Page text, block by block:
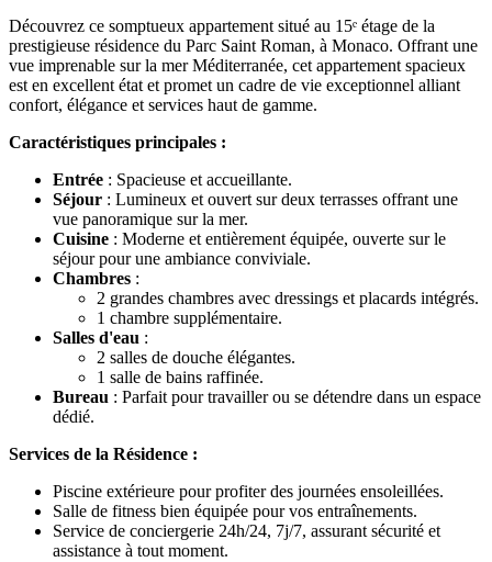
Découvrez ce somptueux appartement situé au 15ᵉ étage de la
prestigieuse résidence du Parc Saint Roman, à Monaco. Offrant une
vue imprenable sur la mer Méditerranée, cet appartement spacieux
est en excellent état et promet un cadre de vie exceptionnel alliant
confort, élégance et services haut de gamme.
Caractéristiques principales :
Entrée : Spacieuse et accueillante.
Séjour : Lumineux et ouvert sur deux terrasses offrant une
vue panoramique sur la mer.
Cuisine : Moderne et entièrement équipée, ouverte sur le
séjour pour une ambiance conviviale.
Chambres :
2 grandes chambres avec dressings et placards intégrés.
1 chambre supplémentaire.
Salles d'eau :
2 salles de douche élégantes.
1 salle de bains raffinée.
Bureau : Parfait pour travailler ou se détendre dans un espace
dédié.
Services de la Résidence :
Piscine extérieure pour profiter des journées ensoleillées.
Salle de fitness bien équipée pour vos entraînements.
Service de conciergerie 24h/24, 7j/7, assurant sécurité et
assistance à tout moment.